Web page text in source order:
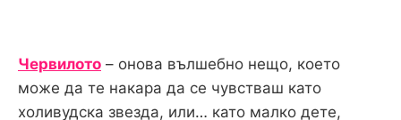
Червилото – онова вълшебно нещо, което
може да те накара да се чувстваш като
холивудска звезда, или… като малко дете,